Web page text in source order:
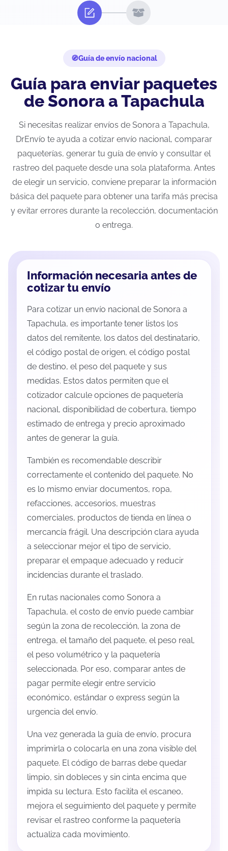
Guía de envío nacional
Guía para enviar paquetes
de Sonora a Tapachula
Si necesitas realizar envíos de Sonora a Tapachula,
DrEnvío te ayuda a cotizar envío nacional, comparar
paqueterías, generar tu guía de envío y consultar el
rastreo del paquete desde una sola plataforma. Antes
de elegir un servicio, conviene preparar la información
básica del paquete para obtener una tarifa más precisa
y evitar errores durante la recolección, documentación
o entrega.
Información necesaria antes de
cotizar tu envío
Para cotizar un envío nacional de Sonora a
Tapachula, es importante tener listos los
datos del remitente, los datos del destinatario,
el código postal de origen, el código postal
de destino, el peso del paquete y sus
medidas. Estos datos permiten que el
cotizador calcule opciones de paquetería
nacional, disponibilidad de cobertura, tiempo
estimado de entrega y precio aproximado
antes de generar la guía.
También es recomendable describir
correctamente el contenido del paquete. No
es lo mismo enviar documentos, ropa,
refacciones, accesorios, muestras
comerciales, productos de tienda en línea o
mercancía frágil. Una descripción clara ayuda
a seleccionar mejor el tipo de servicio,
preparar el empaque adecuado y reducir
incidencias durante el traslado.
En rutas nacionales como Sonora a
Tapachula, el costo de envío puede cambiar
según la zona de recolección, la zona de
entrega, el tamaño del paquete, el peso real,
el peso volumétrico y la paquetería
seleccionada. Por eso, comparar antes de
pagar permite elegir entre servicio
económico, estándar o express según la
urgencia del envío.
Una vez generada la guía de envío, procura
imprimirla o colocarla en una zona visible del
paquete. El código de barras debe quedar
limpio, sin dobleces y sin cinta encima que
impida su lectura. Esto facilita el escaneo,
mejora el seguimiento del paquete y permite
revisar el rastreo conforme la paquetería
actualiza cada movimiento.